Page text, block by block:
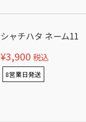
シャチハタ ネーム11
¥3,900 税込
8営業日発送